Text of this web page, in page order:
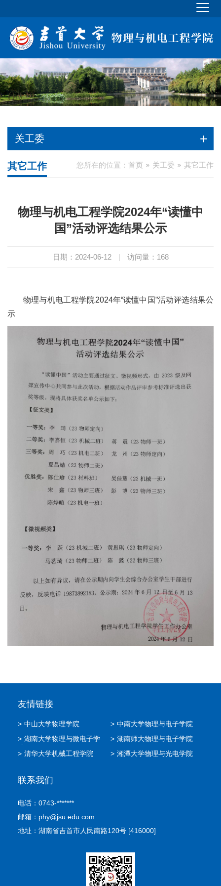
关工委
您所在的位置： 首页 关工委 其它工作
其它工作
物理与机电工程学院2024年“读懂中
国”活动评选结果公示
日期：2024-06-12 | 访问量： 168
物理与机电工程学院2024年“读懂中国”活动评选结果公
示
友情链接
> 中山大学物理学院 > 中南大学物理与电子学院
> 湖南大学物理与微电子学
> 湖南师大物理与电子学院
> 清华大学机械工程学院 > 湘潭大学物理与光电学院
联系我们
电话：0743-*******
邮箱：phy@jsu.edu.com
地址：湖南省吉首市人民南路120号 [416000]